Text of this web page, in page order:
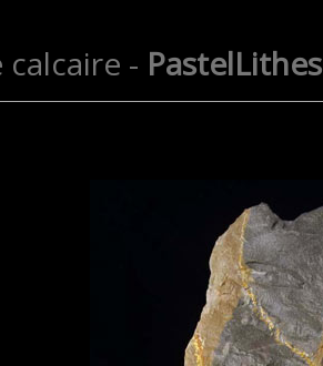
- PastelLithes